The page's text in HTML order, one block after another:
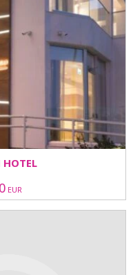
HOTEL
EUR